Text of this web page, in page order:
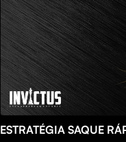
ESTRATÉGIA SAQUE